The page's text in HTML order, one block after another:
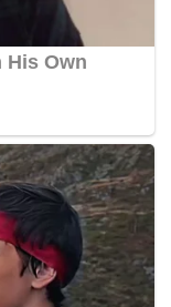
ini menetapkan
PRN Johor